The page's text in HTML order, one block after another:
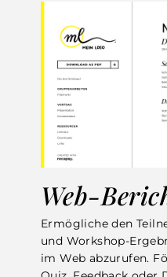
Web-
Ermögliche den
und Workshop-
im Web abzurufen.